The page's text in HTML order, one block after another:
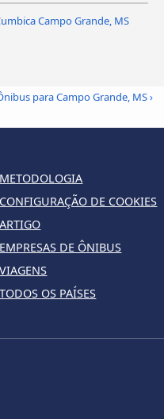
Campo Grande, MS
para Campo Grande, MS›
METODOLOGIA
CONFIGURAÇÃO DE COOKIES
ARTIGO
EMPRESAS DE ÔNIBUS
VIAGENS
TODOS OS PAÍSES